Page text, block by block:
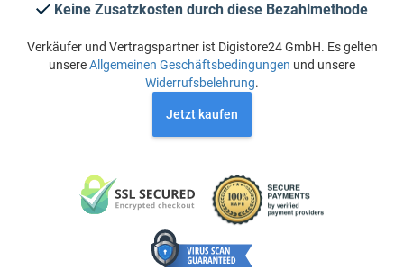
Keine Zusatzkosten durch diese Bezahlmethode
Verkäufer und Vertragspartner ist Digistore24 GmbH. Es gelten
unsereAllgemeinen Geschäftsbedingungen und unsere
Widerrufsbelehrung.
Jetzt kaufen